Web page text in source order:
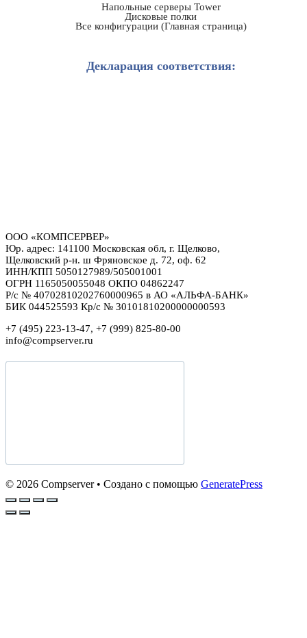
Напольные серверы Tower
Дисковые полки
Все конфигурации (Главная страница)
Декларация соответствия:
ООО «КОМПСЕРВЕР»
Юр. адрес: 141100 Московская обл, г. Щелково,
Щелковский р-н. ш Фряновское д. 72, оф. 62
ИНН/КПП 5050127989/505001001
ОГРН 1165050055048 ОКПО 04862247
Р/с № 40702810202760000965 в АО «АЛЬФА-БАНК»
БИК 044525593 Кр/с № 30101810200000000593
+7 (495) 223-13-47, +7 (999) 825-80-00
info@compserver.ru
© 2026 Compserver• Создано с помощью GeneratePress